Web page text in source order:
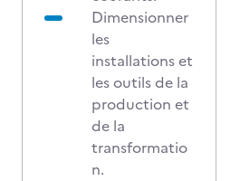
Dimensionner
les
installations et
les outils de la
production et
de la
transformatio
n.